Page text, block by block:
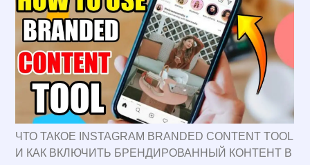
ЧТО ТАКОЕ INSTAGRAM BRANDED CONTENT TOOL
И КАК ВКЛЮЧИТЬ БРЕНДИРОВАННЫЙ КОНТЕНТ В